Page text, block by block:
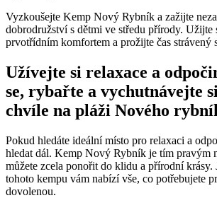
Vyzkoušejte Kemp Nový Rybník a zažijte
dobrodružství s dětmi ve středu přírody. Užijte
prvotřídním komfortem a prožijte čas strávený
Užívejte si relaxace a
se, rybařte a vychutnávejte
chvíle na pláži Nového
Pokud hledáte ideální místo pro relaxaci a
hledat dál. Kemp Nový Rybník je tím pravým
můžete zcela ponořit do klidu a přírodní krásy.
tohoto kempu vám nabízí vše, co potřebujete
dovolenou.